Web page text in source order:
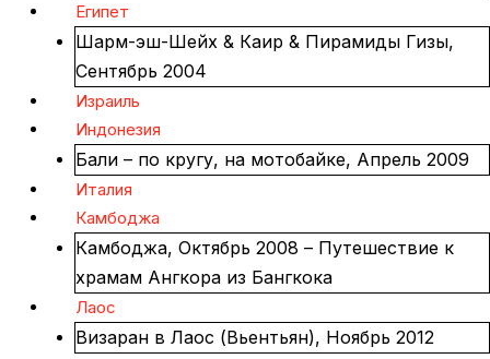
Египет
Шарм-эш-Шейх & Каир & Пирамиды Гизы,
Сентябрь 2004
Израиль
Индонезия
Бали – по кругу, на мотобайке, Апрель 2009
Италия
Камбоджа
Камбоджа, Октябрь 2008 – Путешествие к
храмам Ангкора из Бангкока
Лаос
Визаран в Лаос (Вьентьян), Ноябрь 2012